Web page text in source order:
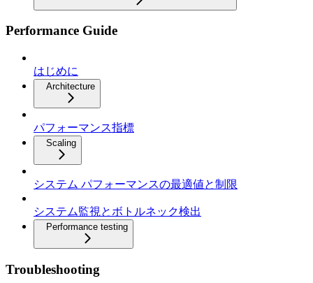
Performance Guide
はじめに
Architecture
パフォーマンス指標
Scaling
システム パフォーマンスの最適値と制限
システム監視とボトルネック検出
Performance testing
Troubleshooting